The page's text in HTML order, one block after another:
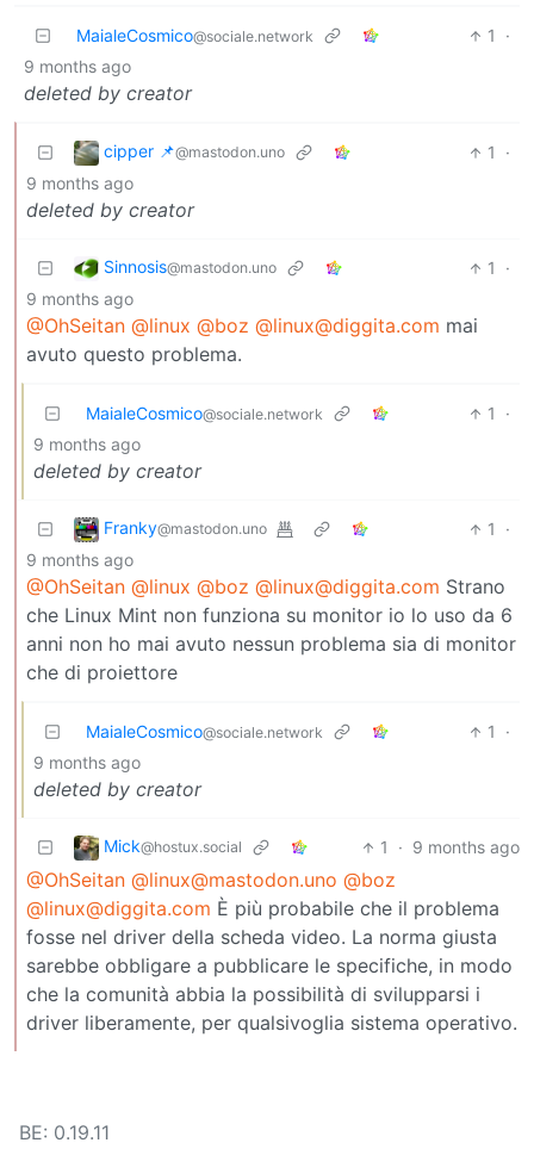
MaialeCosmico@sociale.network 1
·
9 months ago
deleted by creator
cipper 📌@mastodon.uno 1
·
9 months ago
deleted by creator
Sinnosis@mastodon.uno 1
·
9 months ago
@OhSeitan @linux @boz @linux@diggita.com mai
avuto questo problema.
MaialeCosmico@sociale.network 1
·
9 months ago
deleted by creator
Franky@mastodon.uno 1
·
9 months ago
@OhSeitan @linux @boz @linux@diggita.com Strano
che Linux Mint non funziona su monitor io lo uso da 6
anni non ho mai avuto nessun problema sia di monitor
che di proiettore
MaialeCosmico@sociale.network 1
·
9 months ago
deleted by creator
Mick@hostux.social 1 · 9 months ago
@OhSeitan @linux@mastodon.uno @boz
@linux@diggita.com È più probabile che il problema
fosse nel driver della scheda video. La norma giusta
sarebbe obbligare a pubblicare le specifiche, in modo
che la comunità abbia la possibilità di svilupparsi i
driver liberamente, per qualsivoglia sistema operativo.
BE: 0.19.11